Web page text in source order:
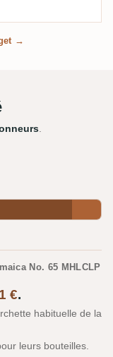
→
.
No. 65 MHLCLP
€.
habituelle de la
leurs bouteilles.